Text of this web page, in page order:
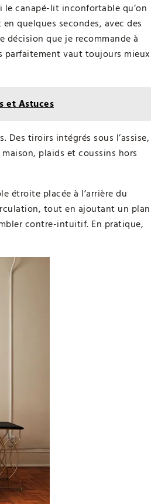
canapé-lit inconfortable qu’on
quelques secondes, avec des
décision que je recommande à
parfaitement vaut toujours mieux
et Astuces
Des tiroirs intégrés sous l’assise,
plaids et coussins hors
étroite placée à l’arrière du
tout en ajoutant un plan
contre-intuitif. En pratique,